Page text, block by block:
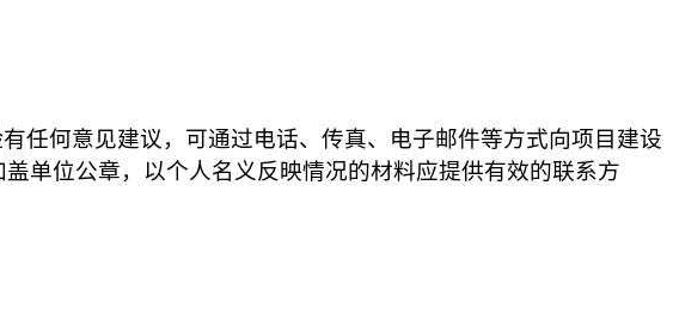
任何意见建议，可通过电话、传真、电子邮件等方式向项目建设
单位公章，以个人名义反映情况的材料应提供有效的联系方